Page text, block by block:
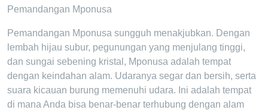
Pemandangan Mponusa
Pemandangan Mponusa sungguh menakjubkan. Dengan
lembah hijau subur, pegunungan yang menjulang tinggi,
dan sungai sebening kristal, Mponusa adalah tempat
dengan keindahan alam. Udaranya segar dan bersih, serta
suara kicauan burung memenuhi udara. Ini adalah tempat
di mana Anda bisa benar-benar terhubung dengan alam